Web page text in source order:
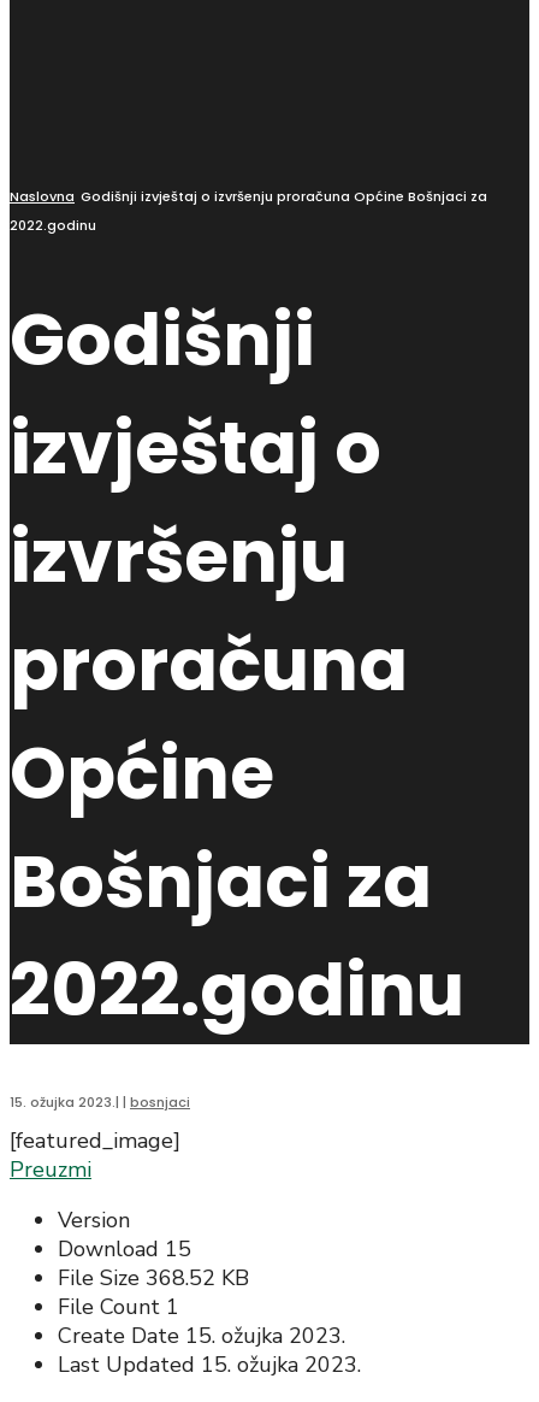
Naslovna Godišnji izvještaj o izvršenju proračuna Općine Bošnjaci za
2022.godinu
Godišnji
izvještaj o
izvršenju
proračuna
Općine
Bošnjaci za
2022.godinu
15. ožujka 2023.| | bosnjaci
[featured_image]
Preuzmi
Version
Download 15
File Size 368.52 KB
File Count 1
Create Date 15. ožujka 2023.
Last Updated 15. ožujka 2023.